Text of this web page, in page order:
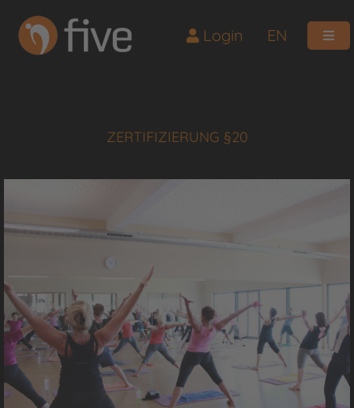
Login EN
ZERTIFIZIERUNG §20